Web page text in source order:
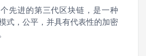
先进的第三代区块链，是一种
式，公平，并具有代表性的加密